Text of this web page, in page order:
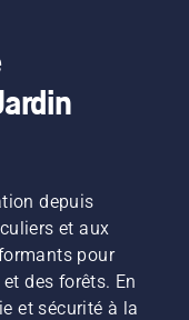
depuis
et aux
pour
des forêts. En
et sécurité à la